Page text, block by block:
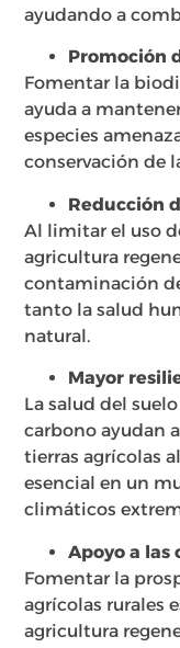
ayudando a
Promoción
Fomentar la
ayuda a
especies
conservación de
Reducción
Al limitar el uso
agricultura
contaminación
tanto la salud
natural.
Mayor
La salud del
carbono ayudan
tierras agrícolas
esencial en un
climáticos
Apoyo a las
Fomentar la
agrícolas rurales
agricultura